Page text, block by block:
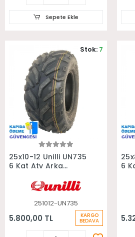
Sepete Ekle
Sepete Ekle
25x10-12 Unilli UN735
6 Kat Atv Arka
251012-UN735
5.800,00 TL KARGO
BEDAVA
Stok: 7
6